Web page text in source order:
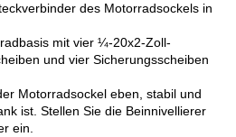
des Motorradsockels in
mit vier ¼-20x2-Zoll-
und vier Sicherungsscheiben
Motorradsockel eben, stabil und
ist. Stellen Sie die Beinnivellierer
ein.